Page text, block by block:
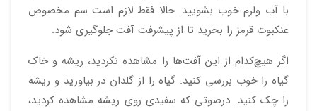
با آب ولرم خوب بشویید. حالا فقط لازم است سم مخصوص
عنکبوت قرمز را بخرید تا از پیشرفت آفت جلوگیری شود.
اگر هیچ‌کدام از این آفت‌ها را مشاهده نکردید، ریشه و خاک
گیاه را خوب بررسی کنید. گیاه را از گلدان در بیاورید و ریشه
را چک کنید. درصوتی که سفیدی روی ریشه مشاهده کردید،